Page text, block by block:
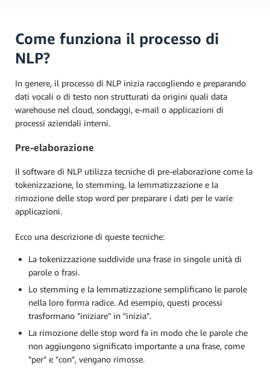
Come funziona il processo di
NLP?
In genere, il processo di NLP inizia raccogliendo e preparando
dati vocali o di testo non strutturati da origini quali data
warehouse nel cloud, sondaggi, e-mail o applicazioni di
processi aziendali interni.
Pre-elaborazione
Il software di NLP utilizza tecniche di pre-elaborazione come la
tokenizzazione, lo stemming, la lemmatizzazione e la
rimozione delle stop word per preparare i dati per le varie
applicazioni.
Ecco una descrizione di queste tecniche:
La tokenizzazione suddivide una frase in singole unità di
parole o frasi.
Lo stemming e la lemmatizzazione semplificano le parole
nella loro forma radice. Ad esempio, questi processi
trasformano "iniziare" in "inizia".
La rimozione delle stop word fa in modo che le parole che
non aggiungono significato importante a una frase, come
"per" e "con", vengano rimosse.